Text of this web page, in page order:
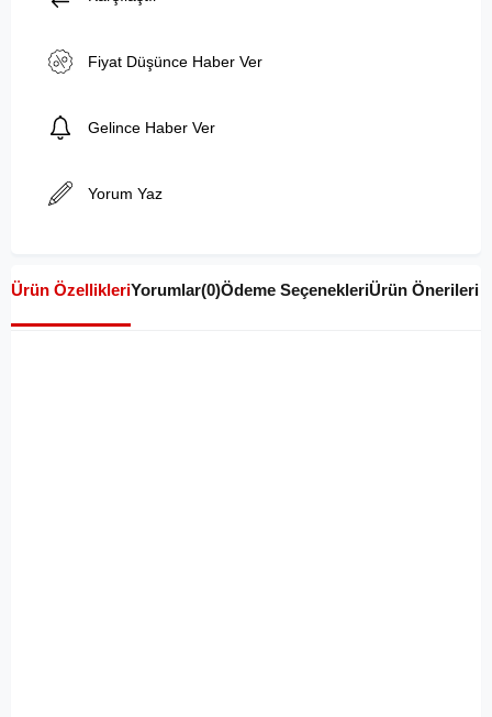
Fiyat Düşünce Haber Ver
Gelince Haber Ver
Yorum Yaz
Ürün ÖzellikleriYorumlar(0)Ödeme SeçenekleriÜrün Önerileri